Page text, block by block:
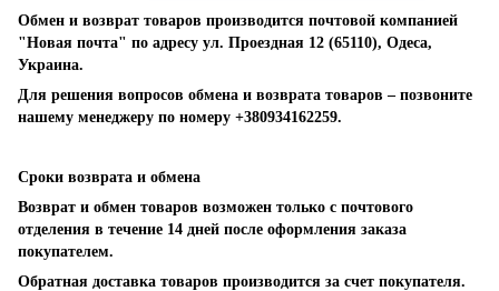
Обмен и возврат товаров производится почтовой компанией
"Новая почта" по адресу ул. Проездная 12 (65110), Одеса,
Украина.
Для решения вопросов обмена и возврата товаров – позвоните
нашему менеджеру по номеру +380934162259.
Сроки возврата и обмена
Возврат и обмен товаров возможен только с почтового
отделения в течение 14 дней после оформления заказа
покупателем.
Обратная доставка товаров производится за счет покупателя.